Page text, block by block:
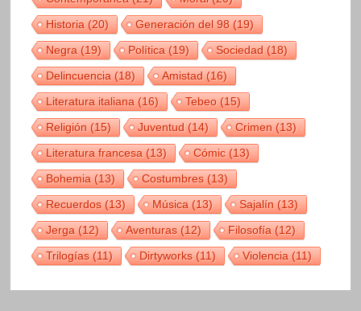
Historia(20) Generación del 98(19)
Negra(19) Política(19) Sociedad(18)
Delincuencia(18) Amistad(16)
Literatura italiana(16) Tebeo(15)
Religión(15) Juventud(14) Crimen(13)
Literatura francesa(13) Cómic(13)
Bohemia(13) Costumbres(13)
Recuerdos(13) Música(13) Sajalín(13)
Jerga(12) Aventuras(12) Filosofía(12)
Trilogías(11) Dirtyworks(11) Violencia(11)